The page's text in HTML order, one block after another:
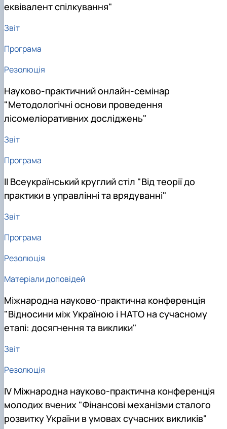
еквівалент спілкування"
Звіт
Програма
Резолюція
Науково-практичний онлайн-семінар
"Методологічні основи проведення
лісомеліоративних досліджень"
Звіт
Програма
II Всеукраїнський круглий стіл "Від теорії до
практики в управлінні та врядуванні"
Звіт
Програма
Резолюція
Матеріали доповідей
Міжнародна науково-практична конференція
"Відносини між Україною і НАТО на сучасному
етапі: досягнення та виклики"
Звіт
Резолюція
ІV Міжнародна науково-практична конференція
молодих вчених "Фінансові механізми сталого
розвитку України в умовах сучасних викликів"